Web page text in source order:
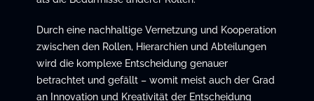
Durch eine nachhaltige Vernetzung und Kooperation
zwischen den Rollen, Hierarchien und Abteilungen
wird die komplexe Entscheidung genauer
betrachtet und gefällt – womit meist auch der Grad
an Innovation und Kreativität der Entscheidung